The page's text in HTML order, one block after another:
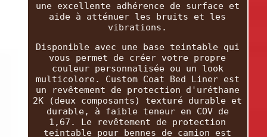
une excellente adhérence de surface et
aide à atténuer les bruits et les
vibrations.
Disponible avec une base teintable qui
vous permet de créer votre propre
couleur personnalisée ou un look
multicolore. Custom Coat Bed Liner est
un revêtement de protection d'uréthane
2K (deux composants) texturé durable et
durable, à faible teneur en COV de
1,67. Le revêtement de protection
teintable pour bennes de camion est